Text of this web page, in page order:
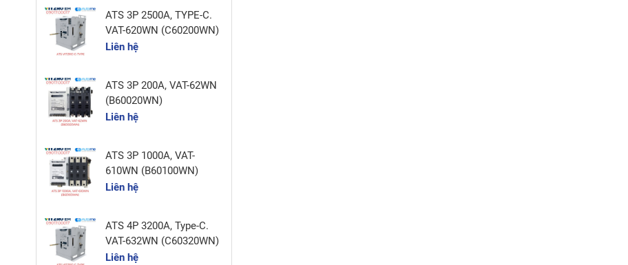
ATS 3P 2500A, TYPE-C.
VAT-620WN (C60200WN)
Liên hệ
ATS 3P 200A, VAT-62WN
(B60020WN)
Liên hệ
ATS 3P 1000A, VAT-
610WN (B60100WN)
Liên hệ
ATS 4P 3200A, Type-C.
VAT-632WN (C60320WN)
Liên hệ